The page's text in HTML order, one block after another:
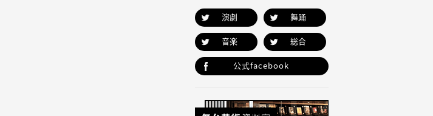
演劇 舞踊
音楽 総合
公式facebook